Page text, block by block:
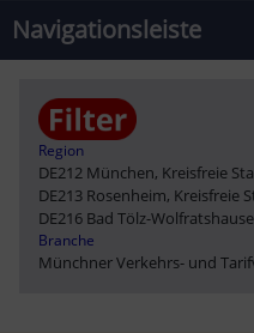
Navigationsleiste
Region
DE212 München, Kreisfreie
DE213 Rosenheim, Kreisfreie
DE216 Bad Tölz-
Branche
Münchner Verkehrs- und